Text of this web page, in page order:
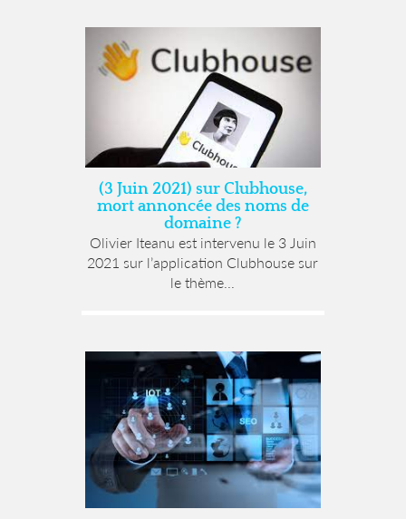
(3 Juin 2021) sur Clubhouse,
mort annoncée des noms de
domaine ?
Olivier Iteanu est intervenu le 3 Juin
2021 sur l’application Clubhouse sur
le thème...